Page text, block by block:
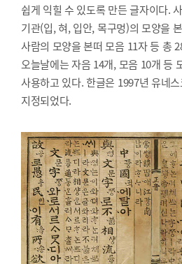
쉽게 익힐 수 있도록 만든 글자이다.
기관(입, 혀, 입안, 목구멍)의 모양을
사람의 모양을 본떠 모음 11자 등 총
오늘날에는 자음 14개, 모음 10개 등
사용하고 있다. 한글은 1997년 유네
지정되었다.